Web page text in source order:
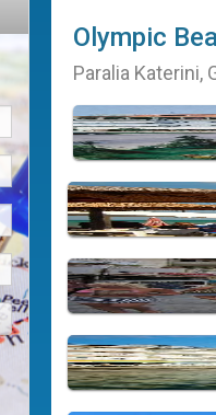
Olympic
Paralia Katerini,